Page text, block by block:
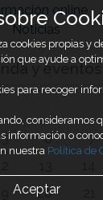
online
Noticias
y eventos
5 6 7
20
cookies propias y
que ayude a
para recoger
consideramos
información o
nuestra Política de
Aceptar